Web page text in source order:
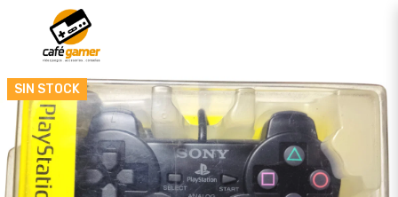
SIN STOCK